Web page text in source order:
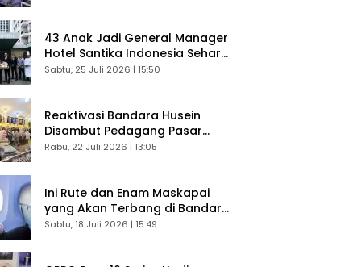
43 Anak Jadi General Manager
Hotel Santika Indonesia Sehari
Sukses Digelar
Sabtu, 25 Juli 2026 | 15:50
Reaktivasi Bandara Husein
Disambut Pedagang Pasar
Baru, Diyakini Bangkitkan
Rabu, 22 Juli 2026 | 13:05
Ini Rute dan Enam Maskapai
yang Akan Terbang di Bandara
Husein Sastranegara
Sabtu, 18 Juli 2026 | 15:49